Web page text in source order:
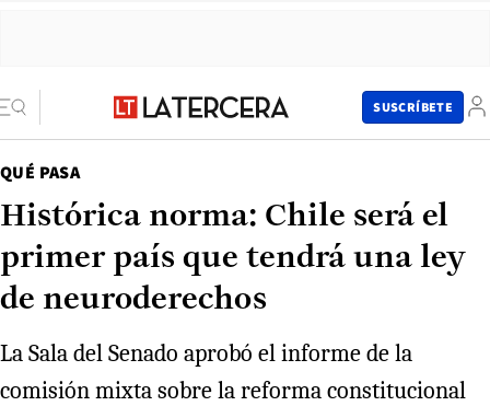
SUSCRÍBETE
QUÉ PASA
Histórica norma: Chile será el
primer país que tendrá una ley
de neuroderechos
La Sala del Senado aprobó el informe de la
comisión mixta sobre la reforma constitucional